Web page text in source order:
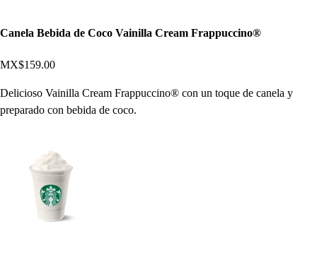
Canela Bebida de Coco Vainilla Cream Frappuccino®
MX$159.00
Delicioso Vainilla Cream Frappuccino® con un toque de canela y
preparado con bebida de coco.